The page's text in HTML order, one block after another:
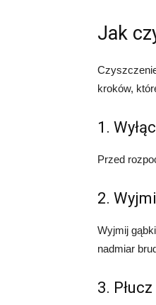
Jak
kroków,
1.
Przed
2.
Wyjmij
nadmiar
3.